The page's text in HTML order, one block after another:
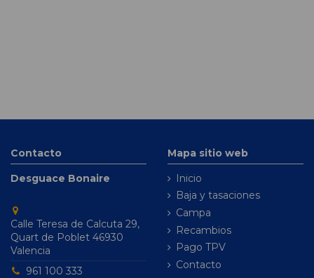
Contacto
Desguace Bonaire
Calle Teresa de Calcuta 29,
Quart de Poblet 46930
Valencia
961 100 333
Mapa sitio web
Inicio
Baja y tasaciones
Campa
Recambios
Pago TPV
Contacto